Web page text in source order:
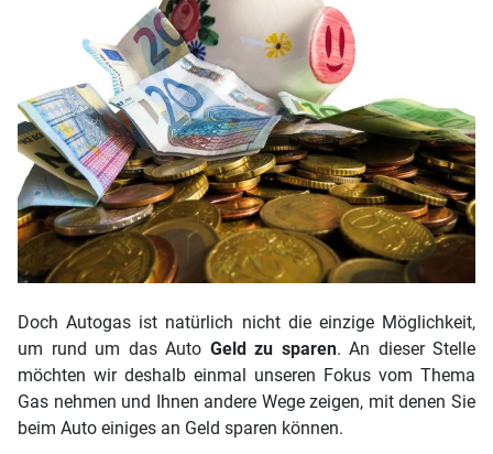
Doch Autogas ist natürlich nicht die einzige Möglichkeit,
um rund um das Auto Geld zu sparen. An dieser Stelle
möchten wir deshalb einmal unseren Fokus vom Thema
Gas nehmen und Ihnen andere Wege zeigen, mit denen Sie
beim Auto einiges an Geld sparen können.